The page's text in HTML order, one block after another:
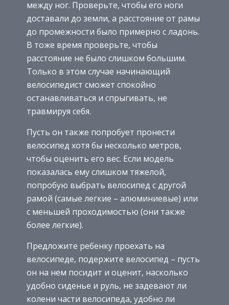
между ног. Проверьте, чтобы его ноги
доставали до земли, а расстояние от рамы
до промежности было примерно с ладонь.
В тоже время проверьте, чтобы
расстояние не было слишком большим.
Только в этом случае начинающий
велосипедист сможет спокойно
останавливаться и спрыгивать, не
травмируя себя.
Пусть он также попробует пронести
велосипед хотя бы несколько метров,
чтобы оценить его вес. Если модель
показалась ему слишком тяжелой,
попробую выбрать велосипед с другой
рамой (самые легкие – алюминиевые) или
с меньшей проходимостью (они также
более легкие).
Предложите ребенку проехать на
велосипеде, подержите велосипед – пусть
он на нем посидит и оценит, насколько
удобно сиденье и руль, не задевают ли
колени части велосипеда, удобно ли